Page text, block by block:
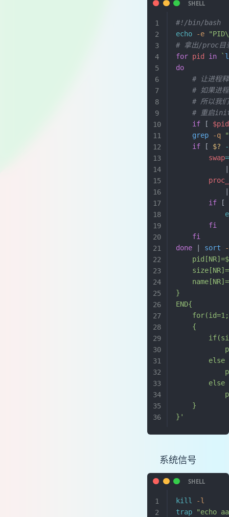
#!/bin/bash
echo -e
# 拿出/proc目
for pid in `
do
# 让进程
# 如果进
# 所以我
# 重启
    if
[ $pid
    grep
-q
    if
[ $?
        swap
=
        if
[
        fi
    fi
done
sort
}
END{
    {
else
        else
    }
}'
系统信号
kill -l
trap "echo